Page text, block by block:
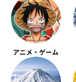
アニメ・ゲーム